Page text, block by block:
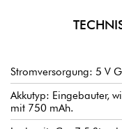
Stromversorgung: 5 V
Akkutyp: Eingebauter,
mit 750 mAh.